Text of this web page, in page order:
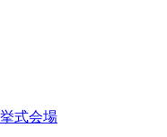
挙式会場